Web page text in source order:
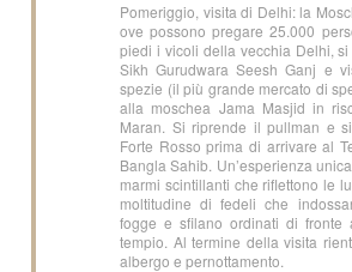
Pomeriggio, visita di Delhi: la
ove possono pregare 25.000
piedi i vicoli della vecchia Delhi,
Sikh Gurudwara Seesh Ganj e
spezie (il più grande mercato di
alla moschea Jama Masjid in
Maran. Si riprende il pullman e
Forte Rosso prima di arrivare al
Bangla Sahib. Un’esperienza
marmi scintillanti che riflettono le
moltitudine di fedeli che
fogge e sfilano ordinati di fronte
tempio. Al termine della visita
albergo e pernottamento.